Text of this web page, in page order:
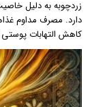
زردچوبه به دلیل
دارد. مصرف مداوم
کاهش التهابات